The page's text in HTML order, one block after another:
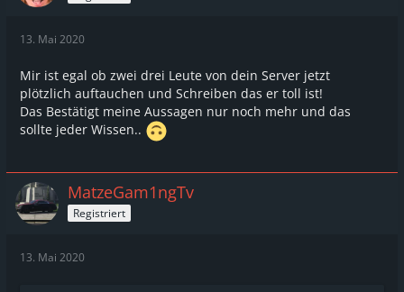
13. Mai 2020
Mir ist egal ob zwei drei Leute von dein Server jetzt
plötzlich auftauchen und Schreiben das er toll ist!
Das Bestätigt meine Aussagen nur noch mehr und das
sollte jeder Wissen..
MatzeGam1ngTv
Registriert
13. Mai 2020